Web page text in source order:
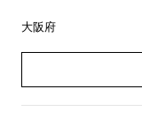
大阪府